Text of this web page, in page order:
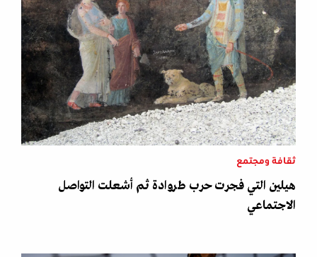
ثقافة ومجتمع
هيلين التي فجرت حرب طروادة ثم أشعلت التواصل
الاجتماعي